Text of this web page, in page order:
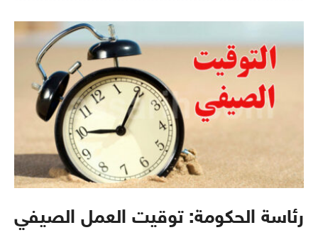
رئاسة الحكومة: توقيت العمل الصيفي